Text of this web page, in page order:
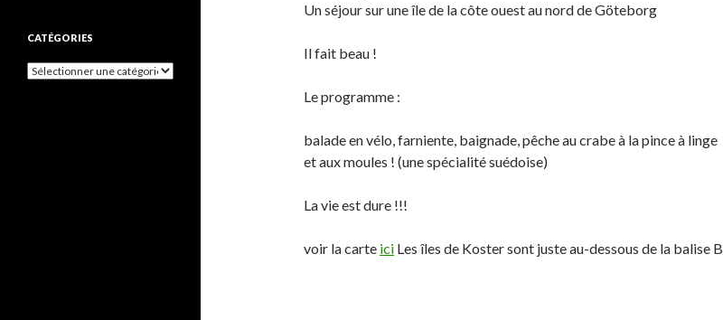
Un séjour sur une île de la côte ouest au nord de Göteborg
Il fait beau !
Le programme :
balade en vélo, farniente, baignade, pêche au crabe à la pince à linge
et aux moules ! (une spécialité suédoise)
La vie est dure !!!
voir la carte ici Les îles de Koster sont juste au-dessous de la balise B
CATÉGORIES
C